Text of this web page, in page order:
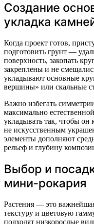
Создание
укладка
Когда проект готов,
подготовить грунт —
поверхность, закопать
закреплены и не
укладывают основные
вершины» или скальные
Важно избегать
максимально
укладывать так, чтобы он
не искусственным
элементы дополняют
рельеф и глубину
Выбор и
мини-рокария
Растения — это
текстуру и цветовую
подходят низкорослые